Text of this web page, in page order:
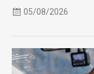
05/08/2026